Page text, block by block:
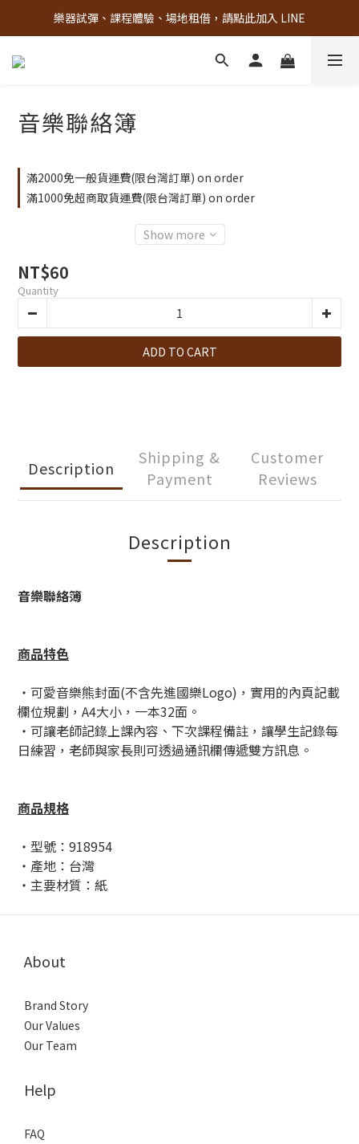
古亭門市 + 先進音樂教室週末假日皆有營業
樂器試彈、課程體驗、場地租借，請點此加入 LINE
古亭門市 + 先進音樂教室週末假日皆有營業
音樂聯絡簿
滿2000免一般貨運費(限台灣訂單) on order
滿1000免超商取貨運費(限台灣訂單) on order
Show more
NT$60
Quantity
ADD TO CART
Description
Shipping &
Payment
Customer
Reviews
Description
音樂聯絡簿
商品特色
・可愛音樂熊封面(不含先進國樂Logo)， 實用的內頁記載
欄位規劃，A4大小，一本32面。
・可讓老師記錄上課內容、下次課程備註，讓學生記錄每
日練習，老師與家長則可透過通訊欄傳遞雙方訊息。
商品規格
・型號：918954
・產地：台灣
・主要材質：紙
About
Brand Story
Our Values
Our Team
Help
FAQ